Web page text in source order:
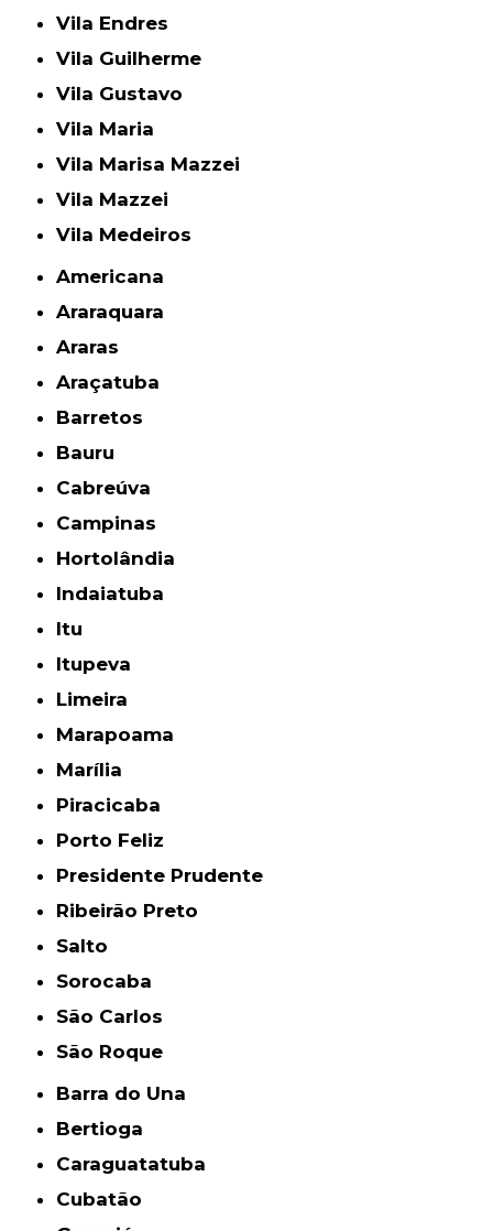
Vila Endres
Vila Guilherme
Vila Gustavo
Vila Maria
Vila Marisa Mazzei
Vila Mazzei
Vila Medeiros
Americana
Araraquara
Araras
Araçatuba
Barretos
Bauru
Cabreúva
Campinas
Hortolândia
Indaiatuba
Itu
Itupeva
Limeira
Marapoama
Marília
Piracicaba
Porto Feliz
Presidente Prudente
Ribeirão Preto
Salto
Sorocaba
São Carlos
São Roque
Barra do Una
Bertioga
Caraguatatuba
Cubatão